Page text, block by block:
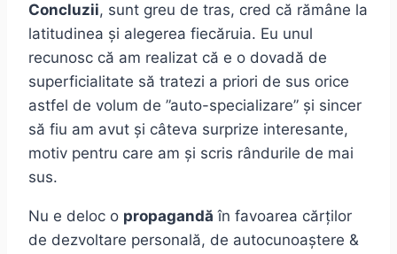
Concluzii, sunt greu de tras, cred că rămâne la
latitudinea și alegerea fiecăruia. Eu unul
recunosc că am realizat că e o dovadă de
superficialitate să tratezi a priori de sus orice
astfel de volum de ”auto-specializare” și sincer
să fiu am avut și câteva surprize interesante,
motiv pentru care am și scris rândurile de mai
sus.
Nu e deloc o propagandă în favoarea cărților
de dezvoltare personală, de autocunoaștere &